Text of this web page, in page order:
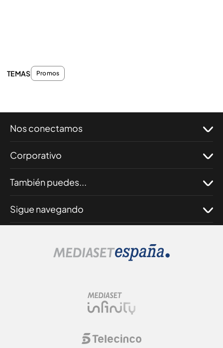
TEMAS Promos
Nos conectamos
Corporativo
También puedes...
Sigue navegando